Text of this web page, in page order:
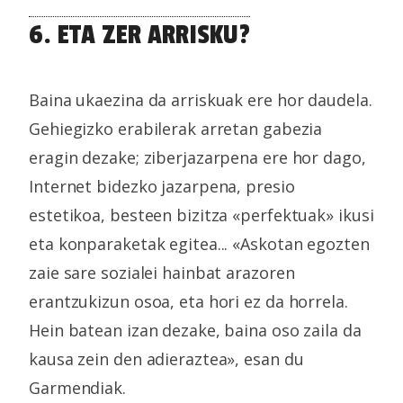
6. ETA ZER ARRISKU?
Baina ukaezina da arriskuak ere hor daudela.
Gehiegizko erabilerak arretan gabezia
eragin dezake; ziberjazarpena ere hor dago,
Internet bidezko jazarpena, presio
estetikoa, besteen bizitza «perfektuak» ikusi
eta konparaketak egitea... «Askotan egozten
zaie sare sozialei hainbat arazoren
erantzukizun osoa, eta hori ez da horrela.
Hein batean izan dezake, baina oso zaila da
kausa zein den adieraztea», esan du
Garmendiak.